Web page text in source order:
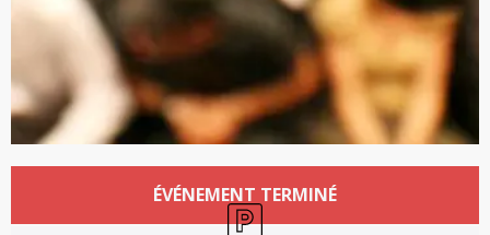
Ouverture et coordonnées
ÉVÉNEMENT TERMINÉ
Parking